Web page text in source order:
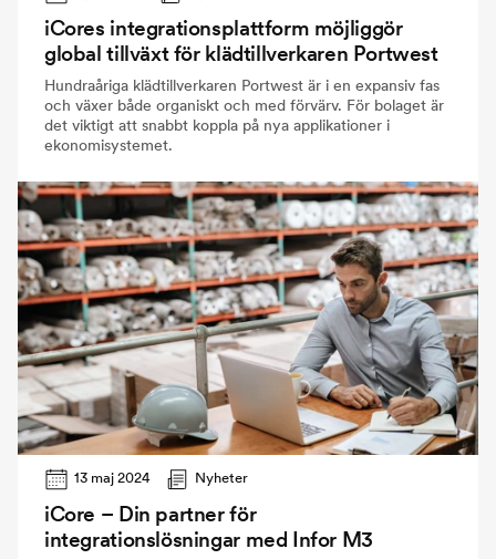
iCores integrationsplattform möjliggör
global tillväxt för klädtillverkaren Portwest
Hundraåriga klädtillverkaren Portwest är i en expansiv fas
och växer både organiskt och med förvärv. För bolaget är
det viktigt att snabbt koppla på nya applikationer i
ekonomisystemet.
13 maj 2024 Nyheter
iCore – Din partner för
integrationslösningar med Infor M3